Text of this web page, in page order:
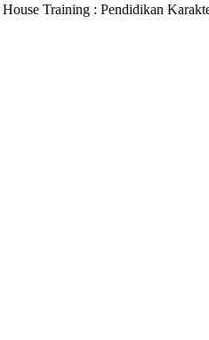
House Training : Pendidikan